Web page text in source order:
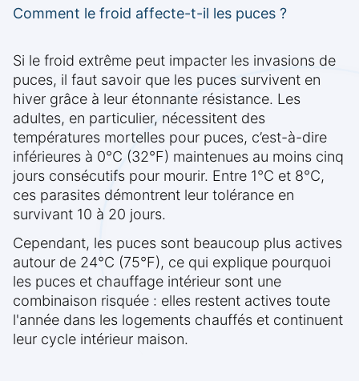
Comment le froid affecte-t-il les puces ?
Si le froid extrême peut impacter les invasions de
puces, il faut savoir que les puces survivent en
hiver grâce à leur étonnante résistance. Les
adultes, en particulier, nécessitent des
températures mortelles pour puces, c’est-à-dire
inférieures à 0°C (32°F) maintenues au moins cinq
jours consécutifs pour mourir. Entre 1°C et 8°C,
ces parasites démontrent leur tolérance en
survivant 10 à 20 jours.
Cependant, les puces sont beaucoup plus actives
autour de 24°C (75°F), ce qui explique pourquoi
les puces et chauffage intérieur sont une
combinaison risquée : elles restent actives toute
l'année dans les logements chauffés et continuent
leur cycle intérieur maison.